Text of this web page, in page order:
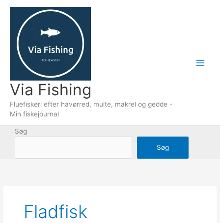
indholdet
Via Fishing
Fluefiskeri efter havørred, multe, makrel og gedde -
Min fiskejournal
Søg
Søg
Fladfisk